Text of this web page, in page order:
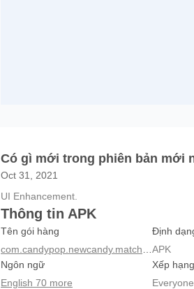
Có gì mới trong phiên bản mới
Oct 31, 2021
UI Enhancement.
Thông tin APK
Tên gói hàng
Định
APK
Ngôn ngữ
English 70 more
Xếp
Everyone